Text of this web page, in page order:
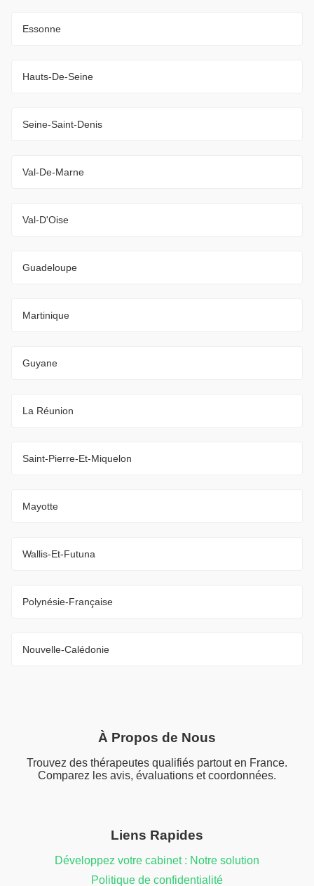
Essonne
Hauts-De-Seine
Seine-Saint-Denis
Val-De-Marne
Val-D'Oise
Guadeloupe
Martinique
Guyane
La Réunion
Saint-Pierre-Et-Miquelon
Mayotte
Wallis-Et-Futuna
Polynésie-Française
Nouvelle-Calédonie
À Propos de Nous
Trouvez des thérapeutes qualifiés partout en France.
Comparez les avis, évaluations et coordonnées.
Liens Rapides
Développez votre cabinet : Notre solution
Politique de confidentialité